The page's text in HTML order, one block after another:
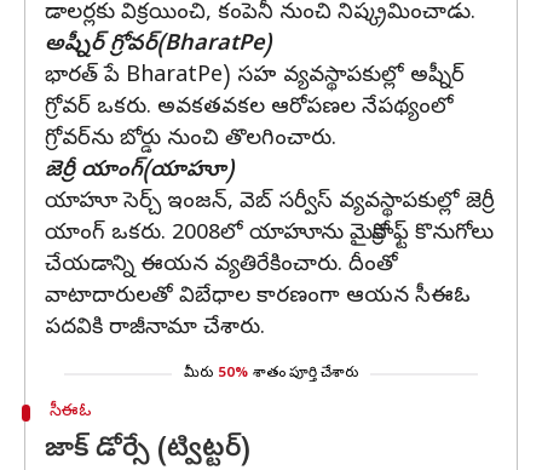
డాలర్లకు విక్రయించి, కంపెనీ నుంచి నిష్క్రమించాడు.
అష్నీర్ గ్రోవర్(BharatPe)
భారత్ పే BharatPe) సహ వ్యవస్థాపకుల్లో అష్నీర్
గ్రోవర్ ఒకరు. అవకతవకల ఆరోపణల నేపథ్యంలో
గ్రోవర్‌ను బోర్డు నుంచి తొలగించారు.
జెర్రీ యాంగ్(యాహూ)
యాహూ సెర్చ్ ఇంజన్, వెబ్ సర్వీస్‌ వ్యవస్థాపకుల్లో జెర్రీ
యాంగ్ ఒకరు. 2008లో యాహూను మైక్రోసాఫ్ట్ కొనుగోలు
చేయడాన్ని ఈయన వ్యతిరేకించారు. దీంతో
వాటాదారులతో విబేధాల కారణంగా ఆయన సీఈఓ
పదవికి రాజీనామా చేశారు.
మీరు 50% శాతం పూర్తి చేశారు
సీఈఓ
జాక్ డోర్సే (ట్విట్టర్)